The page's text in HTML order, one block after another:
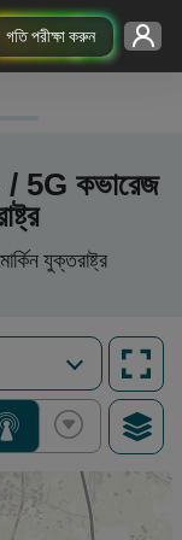
গতি পরীক্ষা করুন
5G কভারেজ
যুক্তরাষ্ট্র